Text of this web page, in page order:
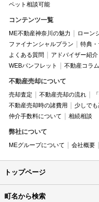
ペット相談可能
コンテンツ一覧
ME不動産神奈川の魅力
ローン
ファイナンシャルプラン
特典・
よくある質問
アドバイザー紹介
WEBパンフレット
不動産コラム
不動産売却について
売却査定 不動産売却の流れ
不動産売却時の諸費用
少しで
仲介手数料について
相続相談
弊社について
MEグループについて 会社概要
トップページ
町名から検索